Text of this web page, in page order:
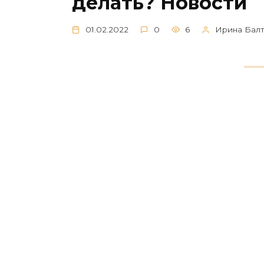
01.02.2022 0 6 Ирина